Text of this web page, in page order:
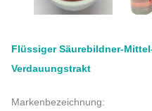
Flüssiger Säurebildner-
Verdauungstrakt
Markenbezeichnung: